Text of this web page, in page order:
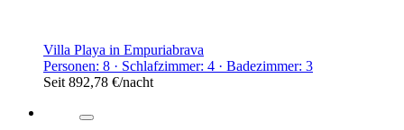
Villa Playa in Empuriabrava
Personen: 8 · Schlafzimmer: 4 · Badezimmer: 3
Seit 892,78 €/nacht